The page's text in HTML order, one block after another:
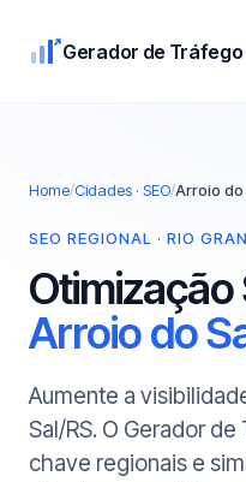
Gerador de Tráfego
Home/Cidades · SEO/Arroio do
SEO REGIONAL · RIO
Otimização
Arroio do
Aumente a
Sal/RS. O Gerador
chave regionais e